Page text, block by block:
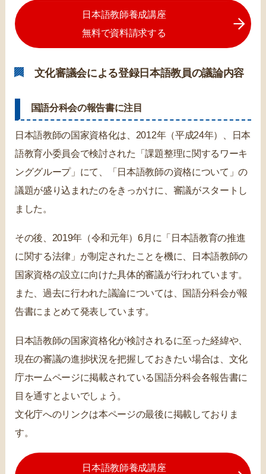
日本語教師養成講座
無料で資料請求する
文化審議会による登録日本語教員の議論内容
国語分科会の報告書に注目
日本語教師の国家資格化は、2012年（平成24年）、日本
語教育小委員会で検討された「課題整理に関するワーキ
ンググループ」にて、「日本語教師の資格について」の
議題が盛り込まれたのをきっかけに、審議がスタートし
ました。
その後、2019年（令和元年）6月に「日本語教育の推進
に関する法律」が制定されたことを機に、日本語教師の
国家資格の設立に向けた具体的審議が行われています。
また、過去に行われた議論については、国語分科会が報
告書にまとめて発表しています。
日本語教師の国家資格化が検討されるに至った経緯や、
現在の審議の進捗状況を把握しておきたい場合は、文化
庁ホームページに掲載されている国語分科会各報告書に
目を通すとよいでしょう。
文化庁へのリンクは本ページの最後に掲載しておりま
す。
日本語教師養成講座